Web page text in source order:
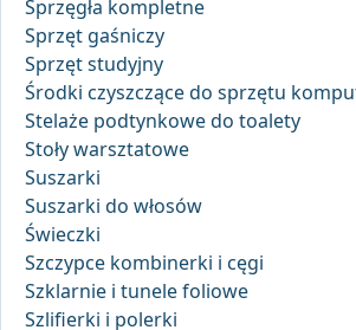
Sprzęgła kompletne
Sprzęt gaśniczy
Sprzęt studyjny
Środki czyszczące do sprzętu
Stelaże podtynkowe do toalety
Stoły warsztatowe
Suszarki
Suszarki do włosów
Świeczki
Szczypce kombinerki i cęgi
Szklarnie i tunele foliowe
Szlifierki i polerki